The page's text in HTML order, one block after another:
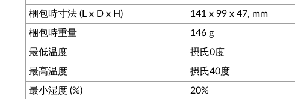
梱包時寸法 (L x D x H)
141 x 99 x 47, mm
梱包時重量
146 g
最低温度
摂氏0度
最高温度
摂氏40度
最小湿度 (%)
20%